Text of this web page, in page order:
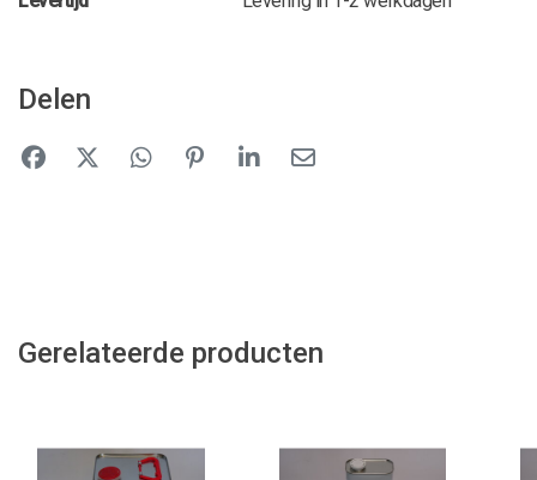
Delen
Gerelateerde producten